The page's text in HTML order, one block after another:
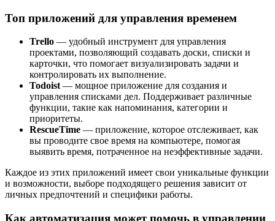
Топ приложений для управления временем
Trello — удобный инструмент для управления
проектами, позволяющий создавать доски, списки и
карточки, что помогает визуализировать задачи и
контролировать их выполнение.
Todoist — мощное приложение для создания и
управления списками дел. Поддерживает различные
функции, такие как напоминания, категории и
приоритеты.
RescueTime — приложение, которое отслеживает, как
вы проводите свое время на компьютере, помогая
выявить время, потраченное на неэффективные задачи.
Каждое из этих приложений имеет свои уникальные функции
и возможности, выборе подходящего решения зависит от
личных предпочтений и специфики работы.
Как автоматизация может помочь в управлении